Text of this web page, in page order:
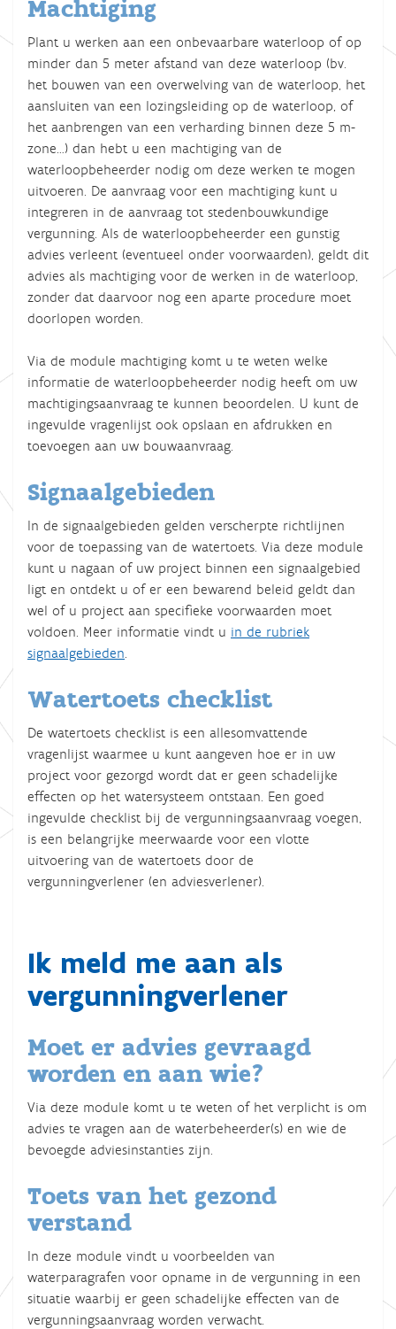
Machtiging
Plant u werken aan een onbevaarbare waterloop of op
minder dan 5 meter afstand van deze waterloop (bv.
het bouwen van een overwelving van de waterloop, het
aansluiten van een lozingsleiding op de waterloop, of
het aanbrengen van een verharding binnen deze 5 m-
zone…) dan hebt u een machtiging van de
waterloopbeheerder nodig om deze werken te mogen
uitvoeren. De aanvraag voor een machtiging kunt u
integreren in de aanvraag tot stedenbouwkundige
vergunning. Als de waterloopbeheerder een gunstig
advies verleent (eventueel onder voorwaarden), geldt dit
advies als machtiging voor de werken in de waterloop,
zonder dat daarvoor nog een aparte procedure moet
doorlopen worden.
Via de module machtiging komt u te weten welke
informatie de waterloopbeheerder nodig heeft om uw
machtigingsaanvraag te kunnen beoordelen. U kunt de
ingevulde vragenlijst ook opslaan en afdrukken en
toevoegen aan uw bouwaanvraag.
Signaalgebieden
In de signaalgebieden gelden verscherpte richtlijnen
voor de toepassing van de watertoets. Via deze module
kunt u nagaan of uw project binnen een signaalgebied
ligt en ontdekt u of er een bewarend beleid geldt dan
wel of u project aan specifieke voorwaarden moet
voldoen. Meer informatie vindt u in de rubriek
signaalgebieden
Watertoets checklist
De watertoets checklist is een allesomvattende
vragenlijst waarmee u kunt aangeven hoe er in uw
project voor gezorgd wordt dat er geen schadelijke
effecten op het watersysteem ontstaan. Een goed
ingevulde checklist bij de vergunningsaanvraag voegen,
is een belangrijke meerwaarde voor een vlotte
uitvoering van de watertoets door de
vergunningverlener (en adviesverlener).
Ik meld me aan als
vergunningverlener
Moet er advies gevraagd
worden en aan wie?
Via deze module komt u te weten of het verplicht is om
advies te vragen aan de waterbeheerder(s) en wie de
bevoegde adviesinstanties zijn.
Toets van het gezond
verstand
In deze module vindt u voorbeelden van
waterparagrafen voor opname in de vergunning in een
situatie waarbij er geen schadelijke effecten van de
vergunningsaanvraag worden verwacht.